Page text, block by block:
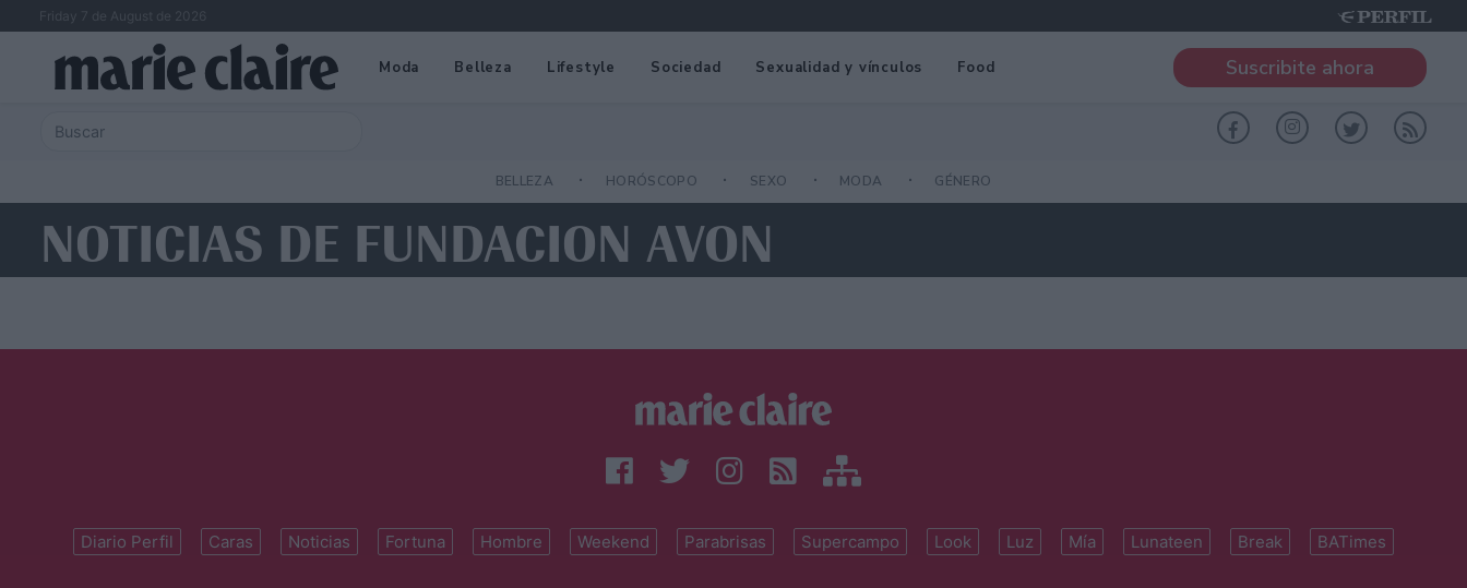
Friday 7 de August de 2026
Moda Belleza Lifestyle Sociedad Sexualidad y vínculos Food Suscribite ahora
BELLEZA HORÓSCOPO SEXO MODA GÉNERO
NOTICIAS DE FUNDACION AVON
Diario Perfil Caras Noticias Fortuna Hombre Weekend Parabrisas Supercampo Look Luz Mía Lunateen Break BATimes